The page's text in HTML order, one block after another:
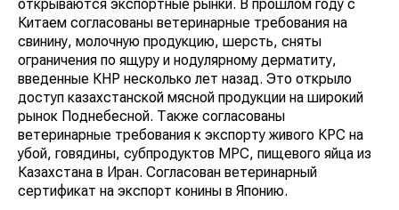
открываются экспортные рынки. В прошлом году с
Китаем согласованы ветеринарные требования на
свинину, молочную продукцию, шерсть, сняты
ограничения по ящуру и нодулярному дерматиту,
введенные КНР несколько лет назад. Это открыло
доступ казахстанской мясной продукции на широкий
рынок Поднебесной. Также согласованы
ветеринарные требования к экспорту живого КРС на
убой, говядины, субпродуктов МРС, пищевого яйца из
Казахстана в Иран. Согласован ветеринарный
сертификат на экспорт конины в Японию.